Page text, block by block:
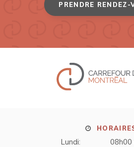
PRENDRE RENDEZ-
Lundi:
08h00